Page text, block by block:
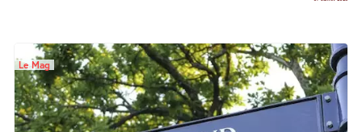
Le Mag